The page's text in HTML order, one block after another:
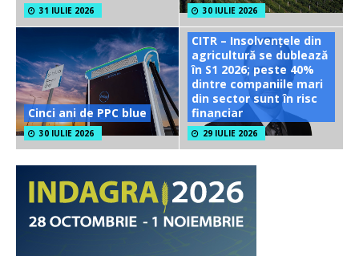
31 IULIE 2026 30 IULIE 2026
Cinci ani de PPC blue
30 IULIE 2026
CITR – Insolvențele din
agricultură se dublează
în S1 2026; peste 40%
dintre companiile mari
din sector sunt în risc
financiar
29 IULIE 2026